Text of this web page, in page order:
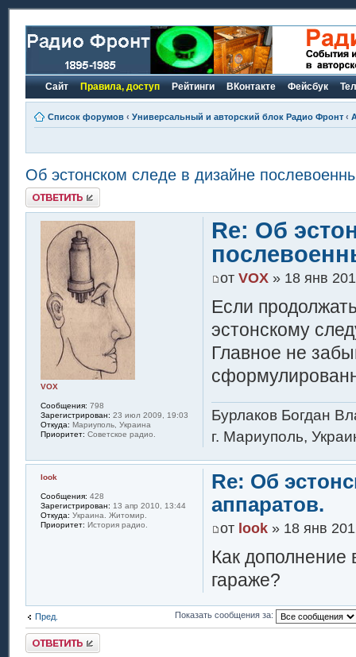
Сайт Правила, доступ Рейтинги ВКонтакте Фейсбук
Список форумов ‹ Универсальный и авторский блок Радио Фронт ‹
Об эстонском следе в дизайне
Ответить
Re: Об
от VOX» 18 янв
Если
эстонскому
Главное не
Бурлаков Богдан
г. Мариуполь,
VOX
Сообщения: 798
Зарегистрирован: 23 июл 2009, 19:03
Откуда: Мариуполь, Украина
Приоритет: Советское радио.
Re: Об
аппаратов.
от look» 18 янв
Как дополнение
гараже?
look
Сообщения: 428
Зарегистрирован: 13 апр 2010, 13:44
Откуда: Украина. Житомир.
Приоритет: История радио.
Пред. Показать сообщения за:
Ответить